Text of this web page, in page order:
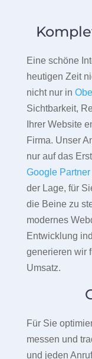
Eine schöne
heutigen Zeit
nicht nur in
Sichtbarkeit,
Ihrer Website
Firma. Unser
nur auf das
Google Partner
der Lage, für
die Beine zu
modernes
Entwicklung
generieren wir
Umsatz.
Für Sie
messen und
und jeden